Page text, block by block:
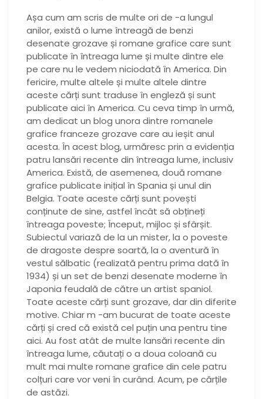
Așa cum am scris de multe ori de -a lungul
anilor, există o lume întreagă de benzi
desenate grozave și romane grafice care sunt
publicate în întreaga lume și multe dintre ele
pe care nu le vedem niciodată în America. Din
fericire, multe altele și multe altele dintre
aceste cărți sunt traduse în engleză și sunt
publicate aici în America. Cu ceva timp în urmă,
am dedicat un blog unora dintre romanele
grafice franceze grozave care au ieșit anul
acesta. În acest blog, urmăresc prin a evidenția
patru lansări recente din întreaga lume, inclusiv
America. Există, de asemenea, două romane
grafice publicate inițial în Spania și unul din
Belgia. Toate aceste cărți sunt povești
conținute de sine, astfel încât să obțineți
întreaga poveste; Început, mijloc și sfârșit.
Subiectul variază de la un mister, la o poveste
de dragoste despre soartă, la o aventură în
vestul sălbatic (realizată pentru prima dată în
1934) și un set de benzi desenate moderne în
Japonia feudală de către un artist spaniol.
Toate aceste cărți sunt grozave, dar din diferite
motive. Chiar m -am bucurat de toate aceste
cărți și cred că există cel puțin una pentru tine
aici. Au fost atât de multe lansări recente din
întreaga lume, căutați o a doua coloană cu
mult mai multe romane grafice din cele patru
colțuri care vor veni în curând. Acum, pe cărțile
de astăzi.